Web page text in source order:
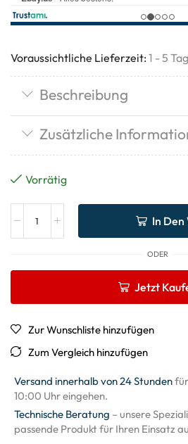
Voraussichtliche Lieferzeit: 1 - 5
Beschreibung
Zusätzliche
Vorrätig
In
ODER
Jetzt
Zur Wunschliste hinzufügen
Zum Vergleich hinzufügen
Versand innerhalb von 24 Stunden
10:00 Uhr eingehen.
Technische Beratung – unsere
passende Produkt für Ihren Einsatz